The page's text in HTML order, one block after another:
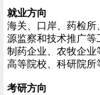
就业方向
海关、口岸、药检所
源监察和技术推广等
制药企业、农牧企业
高等院校、科研院所
考研方向